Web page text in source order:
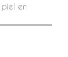
en